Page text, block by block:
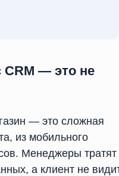
CRM — это не
— это сложная
из мобильного
Менеджеры тратят
а клиент не